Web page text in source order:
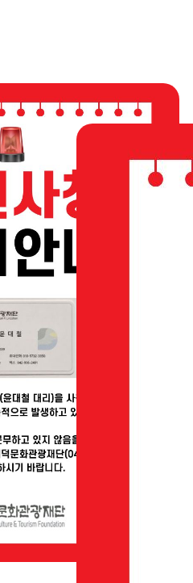
뉴얼 안내
작업이 진행 중입니다.
대단히 죄송합니다.
찾아뵙겠습니다.